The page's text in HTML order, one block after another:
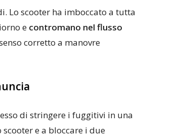
Lo scooter ha imboccato a tutta
e contromano nel flusso
corretto a manovre
di stringere i fuggitivi in una
e a bloccare i due